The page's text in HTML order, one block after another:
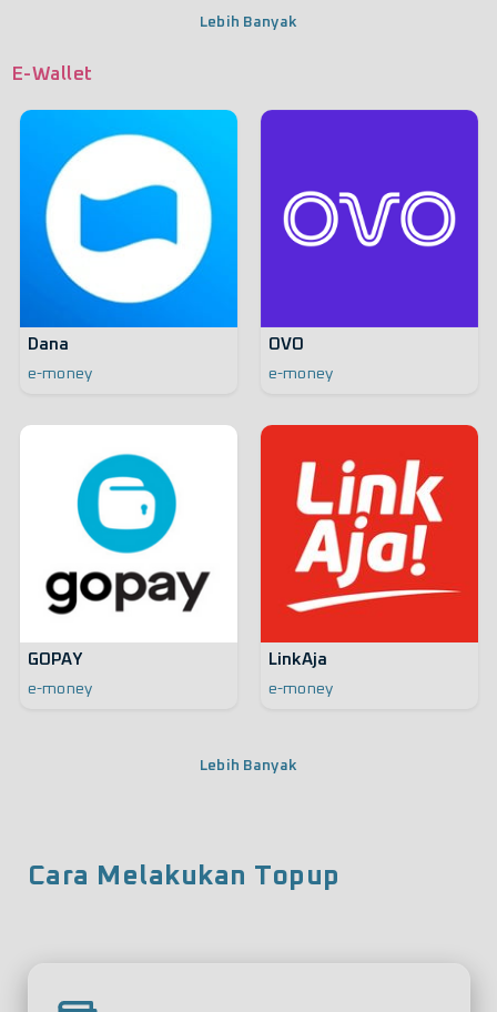
Lebih Banyak
E-Wallet
Dana
e-money
OVO
e-money
GOPAY
e-money
LinkAja
e-money
Lebih Banyak
Cara Melakukan Topup